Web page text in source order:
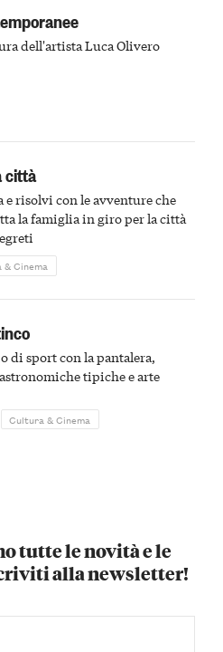
dell'artista Luca Olivero
città
e risolvi con le avventure che
la famiglia in giro per la città
Cinema
di sport con la pantalera,
tipiche e arte
Cultura & Cinema
tutte le novità e le
alla newsletter!